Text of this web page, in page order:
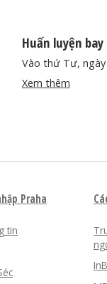
Huấn luyện
Vào thứ Tư, ngày
Xem thêm
Praha
tin